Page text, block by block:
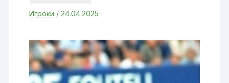
Игроки / 24.04.2025